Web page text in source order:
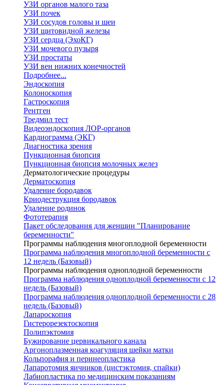
УЗИ органов малого таза
УЗИ почек
УЗИ сосудов головы и шеи
УЗИ щитовидной железы
УЗИ сердца (ЭхоКГ)
УЗИ мочевого пузыря
УЗИ простаты
УЗИ вен нижних конечностей
Подробнее...
Эндоскопия
Колоноскопия
Гастроскопия
Рентген
Тредмил тест
Видеоэндоскопия ЛОР-органов
Кардиограмма (ЭКГ)
Диагностика зрения
Пункционная биопсия
Пункционная биопсия молочных желез
Дерматологические процедуры
Дерматоскопия
Удаление бородавок
Криодеструкция бородавок
Удаление родинок
Фототерапия
Пакет обследования для женщин "Планирование
беременности"
Программы наблюдения многоплодной беременности
Программа наблюдения многоплодной беременности с
12 недель (Базовый)
Программы наблюдения одноплодной беременности
Программа наблюдения одноплодной беременности с 12
недель (Базовый)
Программа наблюдения одноплодной беременности с 28
недель (Базовый)
Лапароскопия
Гистерорезектоскопия
Полипэктомия
Бужирование цервикального канала
Аргоноплазменная коагуляция шейки матки
Кольпорафия и перинеопластика
Лапаротомия яичников (цистэктомия, спайки)
Лабиопластика по медицинским показаниям